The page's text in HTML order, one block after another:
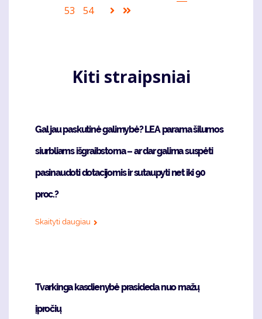
pagepuslapis
Puslapis
53 Puslapis
54
Sekantis
Kiti straipsniai
Gal jau paskutinė galimybė? LEA parama šilumos
siurbliams išgraibstoma – ar dar galima suspėti
pasinaudoti dotacijomis ir sutaupyti net iki 90
proc.?
Skaityti daugiau
Tvarkinga kasdienybė prasideda nuo mažų
įpročių